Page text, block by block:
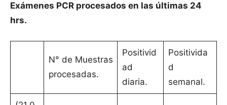
Exámenes PCR procesados en las últimas 24
hrs.
N° de Muestras
procesadas.
Positivid
ad
diaria.
Positivida
d
semanal.